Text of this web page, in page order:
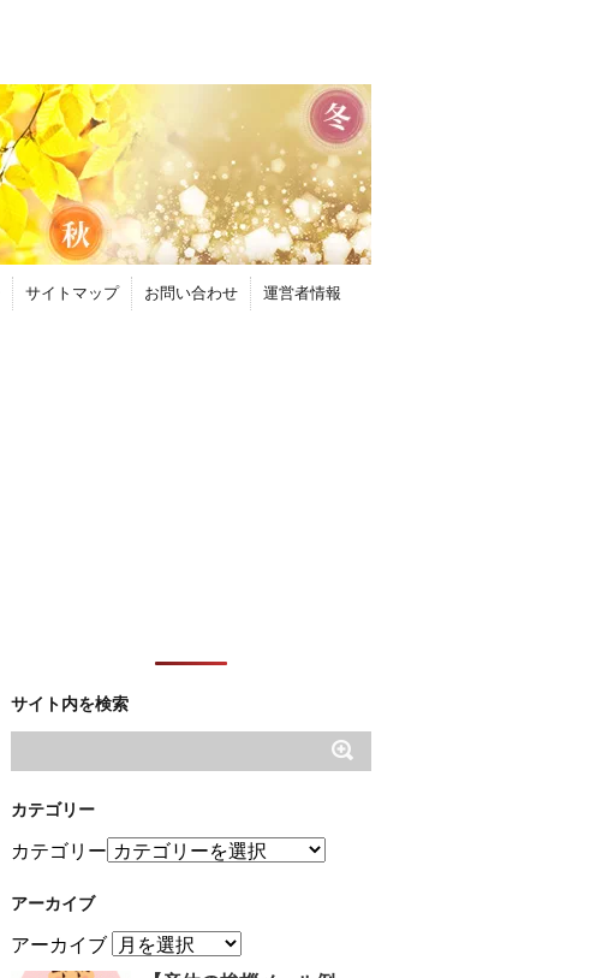
サイトマップ お問い合わせ 運営者情報
サイト内を検索
カテゴリー
カテゴリー
アーカイブ
アーカイブ